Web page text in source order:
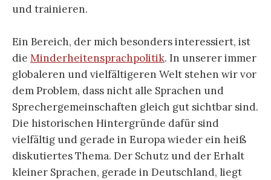
und trainieren.
Ein Bereich, der mich besonders interessiert, ist
die Minderheitensprachpolitik. In unserer immer
globaleren und vielfältigeren Welt stehen wir vor
dem Problem, dass nicht alle Sprachen und
Sprechergemeinschaften gleich gut sichtbar sind.
Die historischen Hintergründe dafür sind
vielfältig und gerade in Europa wieder ein heiß
diskutiertes Thema. Der Schutz und der Erhalt
kleiner Sprachen, gerade in Deutschland, liegt